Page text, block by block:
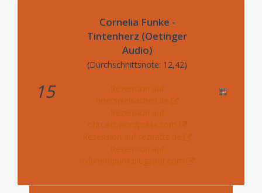
15
Cornelia Funke -
Tintenherz (Oetinger
Audio)
(Durchschnittsnote: 12,42)
Rezension auf
hoerspielsachen.de
Rezension auf
ohrcast.wordpress.com
Rezension auf reziratte.de
Rezension auf
tofunerdpunk.blogspot.com